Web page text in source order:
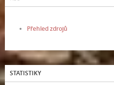
Přehled zdrojů
STATISTIKY